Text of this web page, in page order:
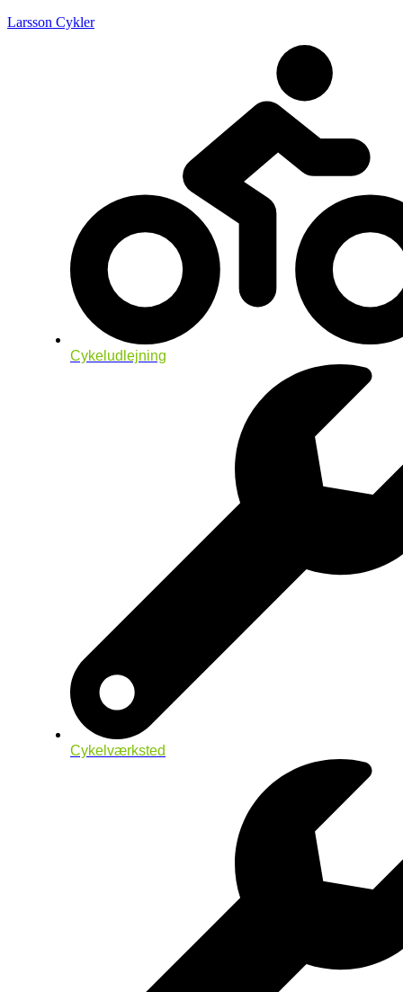
Larsson Cykler
Cykeludlejning
Cykelværksted